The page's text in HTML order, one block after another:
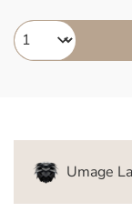
Umage